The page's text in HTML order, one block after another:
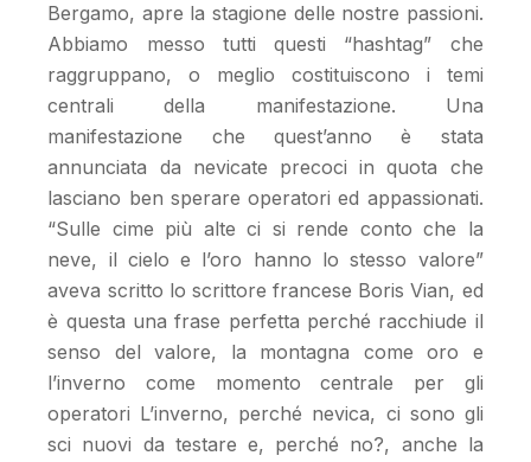
Bergamo, apre la stagione delle nostre passioni.
Abbiamo messo tutti questi “hashtag” che
raggruppano, o meglio costituiscono i temi
centrali della manifestazione. Una
manifestazione che quest’anno è stata
annunciata da nevicate precoci in quota che
lasciano ben sperare operatori ed appassionati.
“Sulle cime più alte ci si rende conto che la
neve, il cielo e l’oro hanno lo stesso valore”
aveva scritto lo scrittore francese Boris Vian, ed
è questa una frase perfetta perché racchiude il
senso del valore, la montagna come oro e
l’inverno come momento centrale per gli
operatori L’inverno, perché nevica, ci sono gli
sci nuovi da testare e, perché no?, anche la